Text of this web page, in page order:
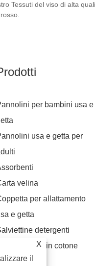
feste
Tessuti del viso di alta
per bambini usa e
usa e getta per
velina
per allattamento
e getta
detergenti
Asciugamano in cotone
X
il